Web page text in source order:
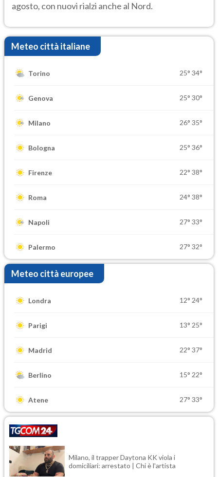
agosto, con nuovi rialzi anche al Nord.
Meteo città italiane
Torino 25° 34°
Genova 25° 30°
Milano 26° 35°
Bologna 25° 36°
Firenze 22° 38°
Roma 24° 38°
Napoli 27° 33°
Palermo 27° 32°
Meteo città europee
Londra 12° 24°
Parigi 13° 25°
Madrid 22° 37°
Berlino 15° 22°
Atene 27° 33°
Milano, il trapper Daytona KK viola i
domiciliari: arrestato | Chi è l'artista